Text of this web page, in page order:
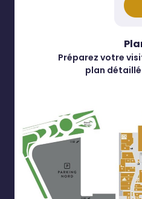
Préparez votre
plan